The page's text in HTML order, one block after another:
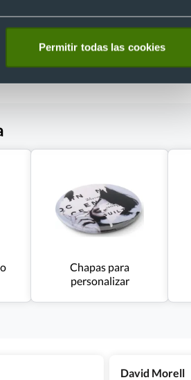
Permitir todas las cookies
Desde 0,04 €
Chapas para
personalizar
David Morell